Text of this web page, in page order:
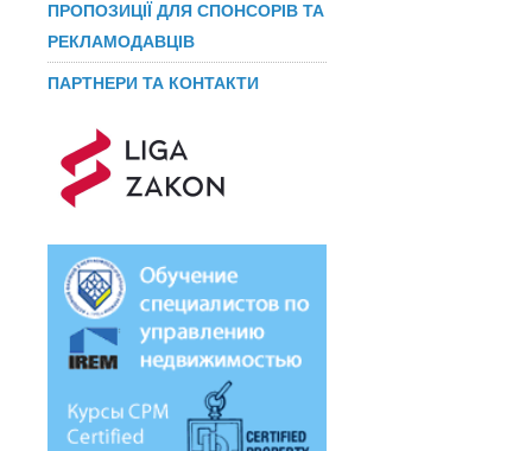
ПРОПОЗИЦІЇ ДЛЯ СПОНСОРІВ ТА
РЕКЛАМОДАВЦІВ
ПАРТНЕРИ ТА КОНТАКТИ